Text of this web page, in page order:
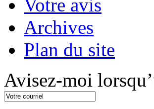
Votre avis
Archives
Plan du site
Avisez-moi